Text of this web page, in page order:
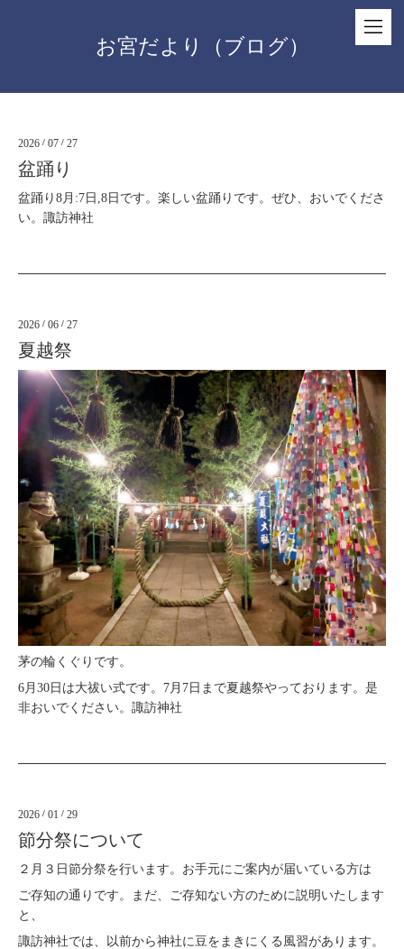
お宮だより（ブログ）
2026 / 07 / 27
盆踊り
盆踊り8月:7日,8日です。楽しい盆踊りです。ぜひ、おいでくださ
い。諏訪神社
2026 / 06 / 27
夏越祭
茅の輪くぐりです。
6月30日は大祓い式です。7月7日まで夏越祭やっております。是
非おいでください。諏訪神社
2026 / 01 / 29
節分祭について
２月３日節分祭を行います。お手元にご案内が届いている方は
ご存知の通りです。まだ、ご存知ない方のために説明いたします
と、
諏訪神社では、以前から神社に豆をまきにくる風習があります。